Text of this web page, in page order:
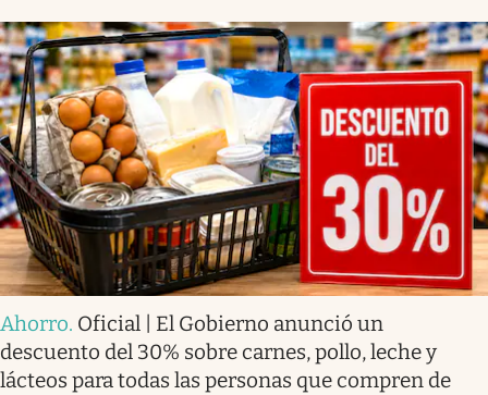
Ahorro. Oficial | El Gobierno anunció un
descuento del 30% sobre carnes, pollo, leche y
lácteos para todas las personas que compren de